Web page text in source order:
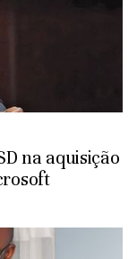
na aquisição